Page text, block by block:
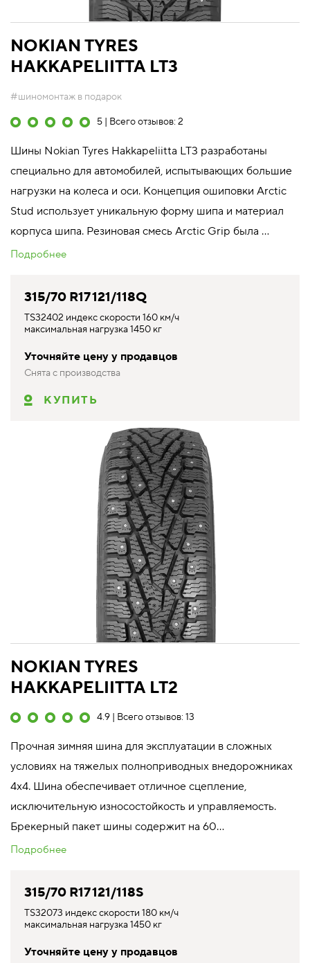
NOKIAN TYRES
HAKKAPELIITTA LT3
#шиномонтаж в подарок
5 | Всего отзывов: 2
Шины Nokian Tyres Hakkapeliitta LT3 разработаны
специально для автомобилей, испытывающих большие
нагрузки на колеса и оси. Концепция ошиповки Arctic
Stud использует уникальную форму шипа и материал
корпуса шипа. Резиновая смесь Arctic Grip была ...
Подробнее
315/70 R17 121/118Q
TS32402 индекс скорости 160 км/ч
максимальная нагрузка 1450 кг
Уточняйте цену у продавцов
Снята с производства
КУПИТЬ
NOKIAN TYRES
HAKKAPELIITTA LT2
4.9 | Всего отзывов: 13
Прочная зимняя шина для эксплуатации в сложных
условиях на тяжелых полноприводных внедорожниках
4x4. Шина обеспечивает отличное сцепление,
исключительную износостойкость и управляемость.
Брекерный пакет шины содержит на 60...
Подробнее
315/70 R17 121/118S
TS32073 индекс скорости 180 км/ч
максимальная нагрузка 1450 кг
Уточняйте цену у продавцов